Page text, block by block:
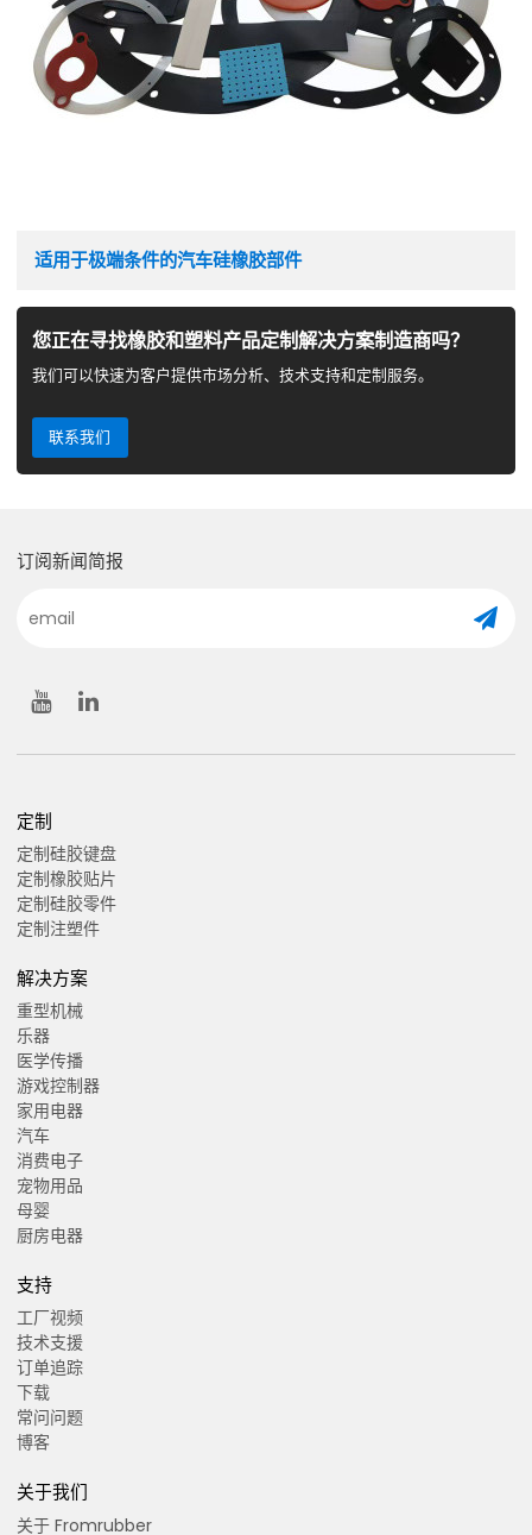
适用于极端条件的汽车硅橡胶部件
您正在寻找橡胶和塑料产品定制解决方案制造商吗？
我们可以快速为客户提供市场分析、技术支持和定制服务。
联系我们
订阅新闻简报
定制
定制硅胶键盘
定制橡胶贴片
定制硅胶零件
定制注塑件
解决方案
重型机械
乐器
医学传播
游戏控制器
家用电器
汽车
消费电子
宠物用品
母婴
厨房电器
支持
工厂视频
技术支援
订单追踪
下载
常问问题
博客
关于我们
关于 Fromrubber